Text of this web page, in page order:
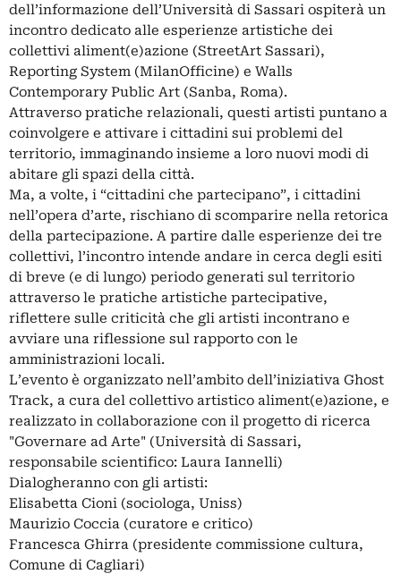
dell’informazione dell’Università di Sassari ospiterà un
incontro dedicato alle esperienze artistiche dei
collettivi aliment(e)azione (StreetArt Sassari),
Reporting System (MilanOfficine) e Walls
Contemporary Public Art (Sanba, Roma).
Attraverso pratiche relazionali, questi artisti puntano a
coinvolgere e attivare i cittadini sui problemi del
territorio, immaginando insieme a loro nuovi modi di
abitare gli spazi della città.
Ma, a volte, i “cittadini che partecipano”, i cittadini
nell’opera d’arte, rischiano di scomparire nella retorica
della partecipazione. A partire dalle esperienze dei tre
collettivi, l’incontro intende andare in cerca degli esiti
di breve (e di lungo) periodo generati sul territorio
attraverso le pratiche artistiche partecipative,
riflettere sulle criticità che gli artisti incontrano e
avviare una riflessione sul rapporto con le
amministrazioni locali.
L’evento è organizzato nell’ambito dell’iniziativa Ghost
Track, a cura del collettivo artistico aliment(e)azione, e
realizzato in collaborazione con il progetto di ricerca
"Governare ad Arte" (Università di Sassari,
responsabile scientifico: Laura Iannelli)
Dialogheranno con gli artisti:
Elisabetta Cioni (sociologa, Uniss)
Maurizio Coccia (curatore e critico)
Francesca Ghirra (presidente commissione cultura,
Comune di Cagliari)